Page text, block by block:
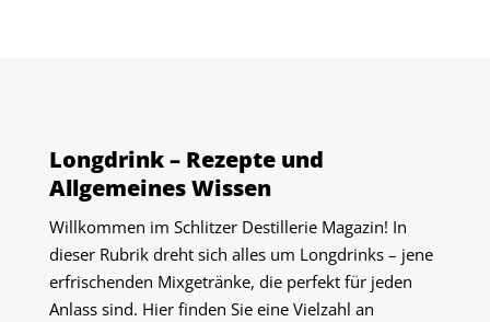
Longdrink – Rezepte und
Allgemeines Wissen
Willkommen im Schlitzer Destillerie Magazin! In
dieser Rubrik dreht sich alles um Longdrinks – jene
erfrischenden Mixgetränke, die perfekt für jeden
Anlass sind. Hier finden Sie eine Vielzahl an